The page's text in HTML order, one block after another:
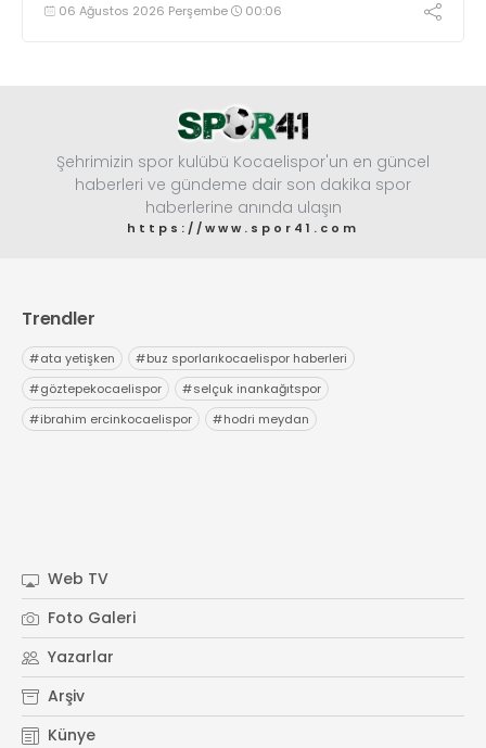
06 Ağustos 2026 Perşembe 00:06
Şehrimizin spor kulübü Kocaelispor'un en güncel
haberleri ve gündeme dair son dakika spor
haberlerine anında ulaşın
https://www.spor41.com
Trendler
#ata yetişken #buz sporlarıkocaelispor haberleri
#göztepekocaelispor #selçuk inankağıtspor
#ibrahim ercinkocaelispor #hodri meydan
Web TV
Foto Galeri
Yazarlar
Arşiv
Künye